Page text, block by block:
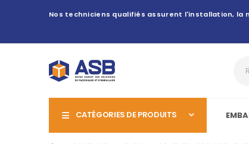
Nos techniciens qualifiés assurent l'installation, la
CATÉGORIES DE PRODUITS